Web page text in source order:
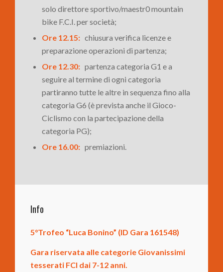
solo direttore sportivo/maestr0 mountain
bike F.C.I. per società;
Ore 12.15: chiusura verifica licenze e
preparazione operazioni di partenza;
Ore 12.30: partenza categoria G1 e a
seguire al termine di ogni categoria
partiranno tutte le altre in sequenza fino alla
categoria G6 (è prevista anche il Gioco-
Ciclismo con la partecipazione della
categoria PG);
Ore 16.00: premiazioni.
Info
5°Trofeo “Luca Bonino” (ID Gara 161548)
Gara riservata alle categorie Giovanissimi
tesserati FCI dai 7-12 anni.